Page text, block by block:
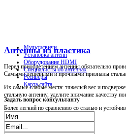
Антенны из пластика
Перед приобретением антенны обязательно
Самыми дешевыми и прочными признаны
Их самые слабые места: тяжелый вес и
стальную антенну, уделите внимание качеству
Более легкий по сравнению со сталью и
Мультисвичи
Установка антенн
Оборудование HDMI
Специалисты об антеннах
Ресиверы
Карта сайта
Задать вопрос консультанту